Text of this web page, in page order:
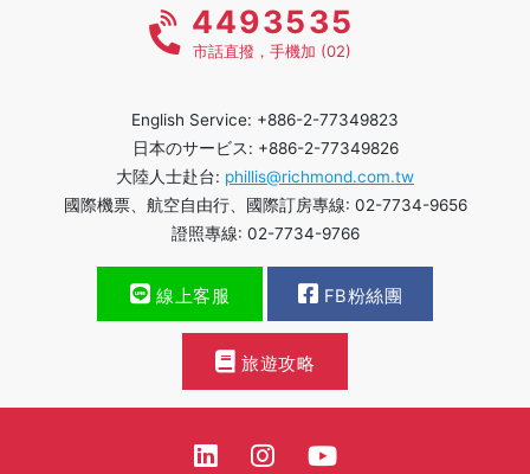
4493535
市話直撥，手機加 (02)
English Service: +886-2-77349823
日本のサービス: +886-2-77349826
大陸人士赴台: phillis@richmond.com.tw
國際機票、航空自由行、國際訂房專線: 02-7734-9656
證照專線: 02-7734-9766
線上客服 FB粉絲團
旅遊攻略